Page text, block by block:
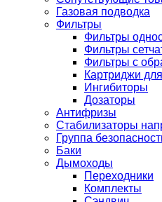
Газовая подводка
Фильтры
Фильтры
Фильтры
Фильтры с
Картриджи
Ингибиторы
Дозаторы
Антифризы
Стабилизаторы
Группа
Баки
Дымоходы
Переходники
Комплекты